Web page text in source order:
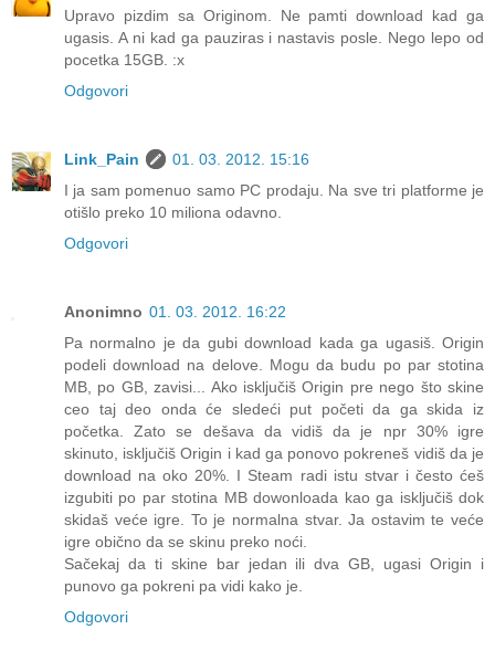
Upravo pizdim sa Originom. Ne pamti download kad ga
ugasis. A ni kad ga pauziras i nastavis posle. Nego lepo od
pocetka 15GB. :x
Odgovori
Link_Pain
01. 03. 2012. 15:16
I ja sam pomenuo samo PC prodaju. Na sve tri platforme je
otišlo preko 10 miliona odavno.
Odgovori
Anonimno 01. 03. 2012. 16:22
Pa normalno je da gubi download kada ga ugasiš. Origin
podeli download na delove. Mogu da budu po par stotina
MB, po GB, zavisi... Ako isključiš Origin pre nego što skine
ceo taj deo onda će sledeći put početi da ga skida iz
početka. Zato se dešava da vidiš da je npr 30% igre
skinuto, isključiš Origin i kad ga ponovo pokreneš vidiš da je
download na oko 20%. I Steam radi istu stvar i često ćeš
izgubiti po par stotina MB dowonloada kao ga isključiš dok
skidaš veće igre. To je normalna stvar. Ja ostavim te veće
igre obično da se skinu preko noći.
Sačekaj da ti skine bar jedan ili dva GB, ugasi Origin i
punovo ga pokreni pa vidi kako je.
Odgovori